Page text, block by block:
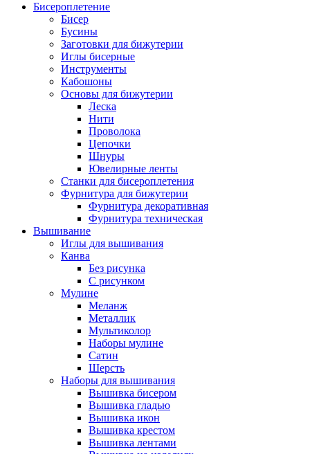
Бисероплетение
Бисер
Бусины
Заготовки для бижутерии
Иглы бисерные
Инструменты
Кабошоны
Основы для бижутерии
Леска
Нити
Проволока
Цепочки
Шнуры
Ювелирные ленты
Станки для бисероплетения
Фурнитура для бижутерии
Фурнитура декоративная
Фурнитура техническая
Вышивание
Иглы для вышивания
Канва
Без рисунка
С рисунком
Мулине
Меланж
Металлик
Мультиколор
Наборы мулине
Сатин
Шерсть
Наборы для вышивания
Вышивка бисером
Вышивка гладью
Вышивка икон
Вышивка крестом
Вышивка лентами